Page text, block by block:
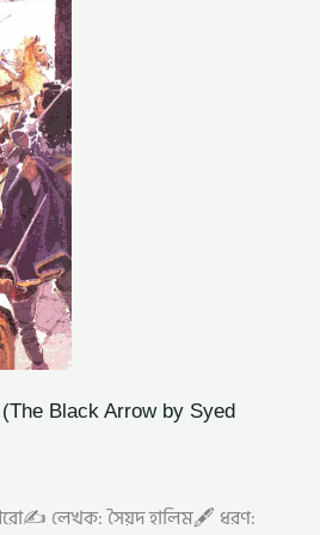
(The Black Arrow by Syed
আরো✍️ লেখক: সৈয়দ হালিম🖋️ ধরণ: